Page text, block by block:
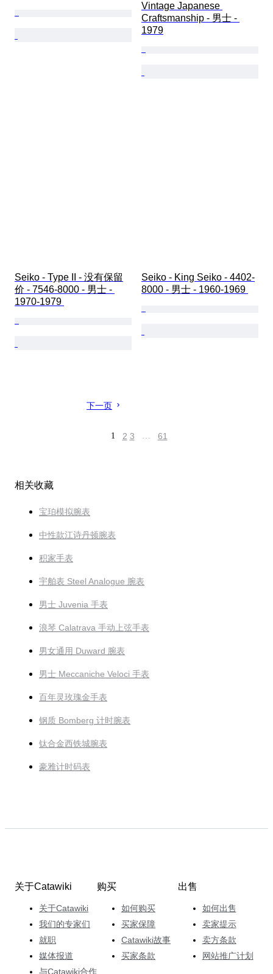
Vintage Japanese
Craftsmanship - 男士 -
1979
Seiko - Type II - 没有保留
价 - 7546-8000 - 男士 -
1970-1979
Seiko - King Seiko - 4402-
8000 - 男士 - 1960-1969
下一页
1 2 3 … 61
相关收藏
宝珀模拟腕表
中性款江诗丹顿腕表
积家手表
宇舶表 Steel Analogue 腕表
男士 Juvenia 手表
浪琴 Calatrava 手动上弦手表
男女通用 Duward 腕表
男士 Meccaniche Veloci 手表
百年灵玫瑰金手表
钢质 Bomberg 计时腕表
钛合金西铁城腕表
豪雅计时码表
关于Catawiki
关于Catawiki
我们的专家们
就职
媒体报道
与Catawiki合作
购买
如何购买
买家保障
Catawiki故事
买家条款
出售
如何出售
卖家提示
卖方条款
网站推广计划